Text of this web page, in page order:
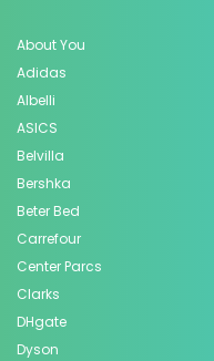
About You
Adidas
Albelli
ASICS
Belvilla
Bershka
Beter Bed
Carrefour
Center Parcs
Clarks
DHgate
Dyson